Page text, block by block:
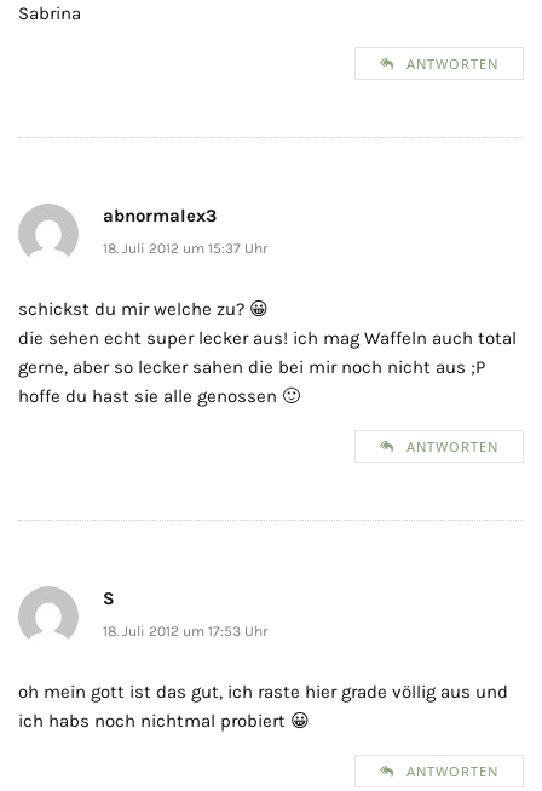
Sabrina
ANTWORTEN
abnormalex3
18. Juli 2012 um 15:37 Uhr
schickst du mir welche zu? 😀
die sehen echt super lecker aus! ich mag Waffeln auch total
gerne, aber so lecker sahen die bei mir noch nicht aus ;P
hoffe du hast sie alle genossen 🙂
ANTWORTEN
S
18. Juli 2012 um 17:53 Uhr
oh mein gott ist das gut, ich raste hier grade völlig aus und
ich habs noch nichtmal probiert 😀
ANTWORTEN